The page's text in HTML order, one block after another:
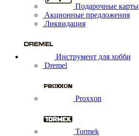
Подарочные карты
Акционные предложения
Ликвидация
Инструмент для хобби
Dremel
Proxxon
Tormek